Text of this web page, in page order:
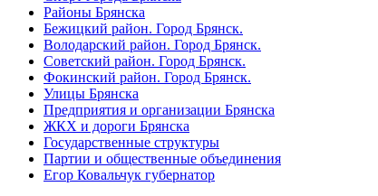
Районы Брянска
Бежицкий район. Город Брянск.
Володарский район. Город Брянск.
Советский район. Город Брянск.
Фокинский район. Город Брянск.
Улицы Брянска
Предприятия и организации Брянска
ЖКХ и дороги Брянска
Государственные структуры
Партии и общественные объединения
Егор Ковальчук губернатор